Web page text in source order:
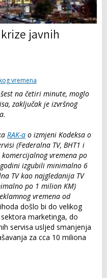
javnih
vremena
na četiri minute, moglo
zaključak je izvršnog
RAK-a o izmjeni Kodeksa o
(Federalna TV, BHT1 i
vremena po
godini izgubili minimalno 6
TV kao najgledanija TV
po 1 milion KM)
vremena od
došlo bi do velikog
marketinga, do
servisa usljed smanjenja
za cca 10 miliona